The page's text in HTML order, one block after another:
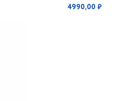
4990,00 ₽